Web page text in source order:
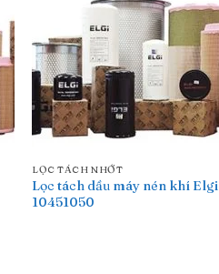
LỌC TÁCH NHỚT
Lọc tách dầu máy nén khí Elgi
10451050